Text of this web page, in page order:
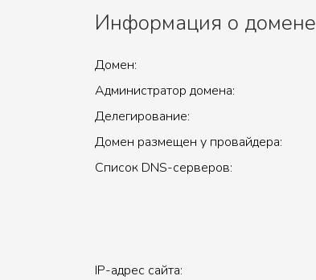
Информация о домене
Домен:
Администратор домена:
Делегирование:
Домен размещен у провайдера:
Список DNS-серверов:
IP-адрес сайта: